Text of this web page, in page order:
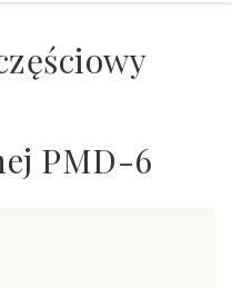
PMD-6